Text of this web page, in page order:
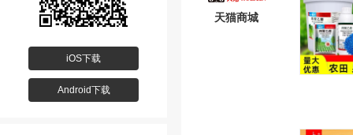
iOS下载
Android下载
天猫商城